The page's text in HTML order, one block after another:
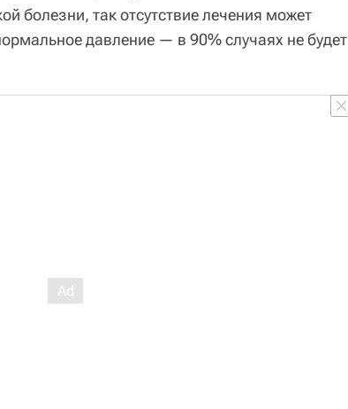
болезни, так отсутствие лечения может
давление — в 90% случаях не будет